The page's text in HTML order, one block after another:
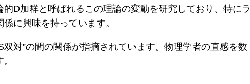
D加群と呼ばれるこの理論の変動を研究しており、特にラ
に興味を持っています。
対”の間の関係が指摘されています。物理学者の直感を数